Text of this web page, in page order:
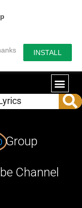
INSTALL
Group
Channel